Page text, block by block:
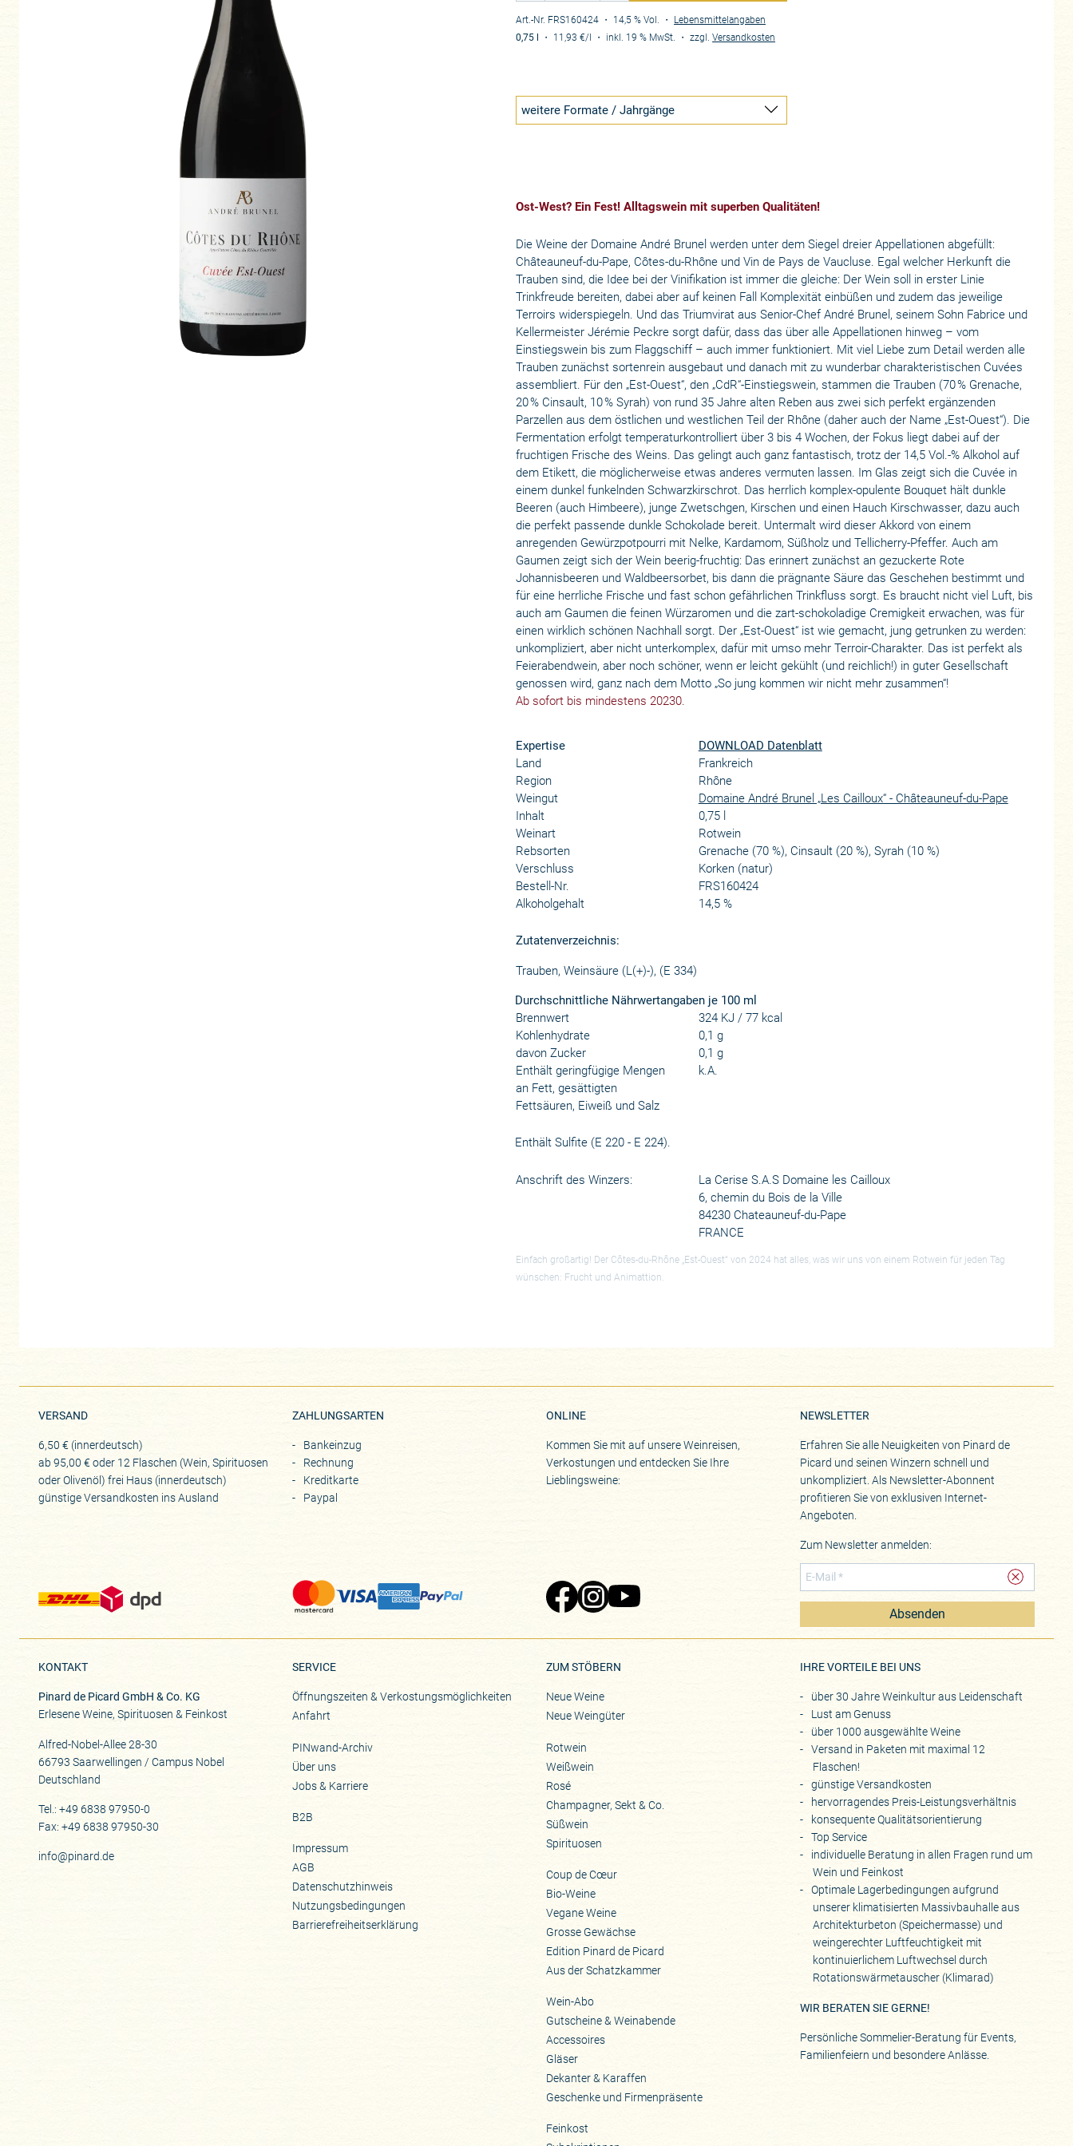
Art.-Nr. FRS160424 ・ 14,5 % Vol. ・ Lebensmittelangaben
0,75 l ・ 11,93 €/l ・ inkl. 19 % MwSt. ・zzgl.Versandkosten
weitere Formate / Jahrgänge
Ost-West? Ein Fest! Alltagswein mit superben Qualitäten!
Die Weine der Domaine André Brunel werden unter dem Siegel dreier Appellationen abgefüllt:
Châteauneuf-du-Pape, Côtes-du-Rhône und Vin de Pays de Vaucluse. Egal welcher Herkunft die
Trauben sind, die Idee bei der Vinifikation ist immer die gleiche: Der Wein soll in erster Linie
Trinkfreude bereiten, dabei aber auf keinen Fall Komplexität einbüßen und zudem das jeweilige
Terroirs widerspiegeln. Und das Triumvirat aus Senior-Chef André Brunel, seinem Sohn Fabrice und
Kellermeister Jérémie Peckre sorgt dafür, dass das über alle Appellationen hinweg – vom
Einstiegswein bis zum Flaggschiff – auch immer funktioniert. Mit viel Liebe zum Detail werden alle
Trauben zunächst sortenrein ausgebaut und danach mit zu wunderbar charakteristischen Cuvées
assembliert. Für den „Est-Ouest“, den „CdR“-Einstiegswein, stammen die Trauben (70 % Grenache,
20 % Cinsault, 10 % Syrah) von rund 35 Jahre alten Reben aus zwei sich perfekt ergänzenden
Parzellen aus dem östlichen und westlichen Teil der Rhône (daher auch der Name „Est-Ouest“). Die
Fermentation erfolgt temperaturkontrolliert über 3 bis 4 Wochen, der Fokus liegt dabei auf der
fruchtigen Frische des Weins. Das gelingt auch ganz fantastisch, trotz der 14,5 Vol.-% Alkohol auf
dem Etikett, die möglicherweise etwas anderes vermuten lassen. Im Glas zeigt sich die Cuvée in
einem dunkel funkelnden Schwarzkirschrot. Das herrlich komplex-opulente Bouquet hält dunkle
Beeren (auch Himbeere), junge Zwetschgen, Kirschen und einen Hauch Kirschwasser, dazu auch
die perfekt passende dunkle Schokolade bereit. Untermalt wird dieser Akkord von einem
anregenden Gewürzpotpourri mit Nelke, Kardamom, Süßholz und Tellicherry-Pfeffer. Auch am
Gaumen zeigt sich der Wein beerig-fruchtig: Das erinnert zunächst an gezuckerte Rote
Johannisbeeren und Waldbeersorbet, bis dann die prägnante Säure das Geschehen bestimmt und
für eine herrliche Frische und fast schon gefährlichen Trinkfluss sorgt. Es braucht nicht viel Luft, bis
auch am Gaumen die feinen Würzaromen und die zart-schokoladige Cremigkeit erwachen, was für
einen wirklich schönen Nachhall sorgt. Der „Est-Ouest“ ist wie gemacht, jung getrunken zu werden:
unkompliziert, aber nicht unterkomplex, dafür mit umso mehr Terroir-Charakter. Das ist perfekt als
Feierabendwein, aber noch schöner, wenn er leicht gekühlt (und reichlich!) in guter Gesellschaft
genossen wird, ganz nach dem Motto „So jung kommen wir nicht mehr zusammen“!
Ab sofort bis mindestens 20230.
Expertise
DOWNLOAD Datenblatt
Land
Frankreich
Region
Rhône
Weingut
Domaine André Brunel „Les Cailloux“ - Châteauneuf-du-Pape
Inhalt
0,75 l
Weinart
Rotwein
Rebsorten
Grenache (70 %), Cinsault (20 %), Syrah (10 %)
Verschluss
Korken (natur)
Bestell-Nr.
FRS160424
Alkoholgehalt
14,5 %
Zutatenverzeichnis:
Trauben, Weinsäure (L(+)-), (E 334)
Durchschnittliche Nährwertangaben je 100 ml
Brennwert
324 KJ / 77 kcal
Kohlenhydrate
0,1 g
davon Zucker
0,1 g
Enthält geringfügige Mengen
an Fett, gesättigten
Fettsäuren, Eiweiß und Salz
k.A.
Enthält Sulfite (E 220 - E 224).
Anschrift des Winzers:
La Cerise S.A.S Domaine les Cailloux
6, chemin du Bois de la Ville
84230 Chateauneuf-du-Pape
FRANCE
Einfach großartig! Der Côtes-du-Rhône „Est-Ouest“ von 2024 hat alles, was wir uns von einem Rotwein für jeden Tag
wünschen: Frucht und Animattion.
VERSAND
6,50 € (innerdeutsch)
ab 95,00 € oder 12 Flaschen (Wein, Spirituosen
oder Olivenöl) frei Haus (innerdeutsch)
günstige Versandkosten ins Ausland
ZAHLUNGSARTEN
Bankeinzug
Rechnung
Kreditkarte
Paypal
ONLINE
Kommen Sie mit auf unsere Weinreisen,
Verkostungen und entdecken Sie Ihre
Lieblingsweine:
NEWSLETTER
Erfahren Sie alle Neuigkeiten von Pinard de
Picard und seinen Winzern schnell und
unkompliziert. Als Newsletter-Abonnent
profitieren Sie von exklusiven Internet-
Angeboten.
Zum Newsletter anmelden:
Absenden
KONTAKT
Pinard de Picard GmbH & Co. KG
Erlesene Weine, Spirituosen & Feinkost
Alfred-Nobel-Allee 28-30
66793 Saarwellingen / Campus Nobel
Deutschland
Tel.: +49 6838 97950-0
Fax: +49 6838 97950-30
info@pinard.de
SERVICE
Öffnungszeiten & Verkostungsmöglichkeiten
Anfahrt
PINwand-Archiv
Über uns
Jobs & Karriere
B2B
Impressum
AGB
Datenschutzhinweis
Nutzungsbedingungen
Barrierefreiheitserklärung
ZUM STÖBERN
Neue Weine
Neue Weingüter
Rotwein
Weißwein
Rosé
Champagner, Sekt & Co.
Süßwein
Spirituosen
Coup de Cœur
Bio-Weine
Vegane Weine
Grosse Gewächse
Edition Pinard de Picard
Aus der Schatzkammer
Wein-Abo
Gutscheine & Weinabende
Accessoires
Gläser
Dekanter & Karaffen
Geschenke und Firmenpräsente
Feinkost
IHRE VORTEILE BEI UNS
über 30 Jahre Weinkultur aus Leidenschaft
Lust am Genuss
über 1000 ausgewählte Weine
Versand in Paketen mit maximal 12
Flaschen!
günstige Versandkosten
hervorragendes Preis-Leistungsverhältnis
konsequente Qualitätsorientierung
Top Service
individuelle Beratung in allen Fragen rund um
Wein und Feinkost
Optimale Lagerbedingungen aufgrund
unserer klimatisierten Massivbauhalle aus
Architekturbeton (Speichermasse) und
weingerechter Luftfeuchtigkeit mit
kontinuierlichem Luftwechsel durch
Rotationswärmetauscher (Klimarad)
WIR BERATEN SIE GERNE!
Persönliche Sommelier-Beratung für Events,
Familienfeiern und besondere Anlässe.